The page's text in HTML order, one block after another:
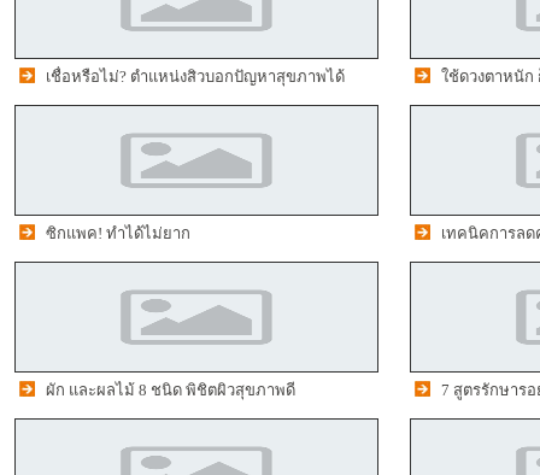
เชื่อหรือไม่? ตำแหน่งสิวบอกปัญหาสุขภาพได้ ใช้ดวงตาหนัก
ซิกแพค! ทำได้ไม่ยาก เทคนิคการล
ผัก และผลไม้ 8 ชนิด พิชิตผิวสุขภาพดี 7 สูตรรักษาร